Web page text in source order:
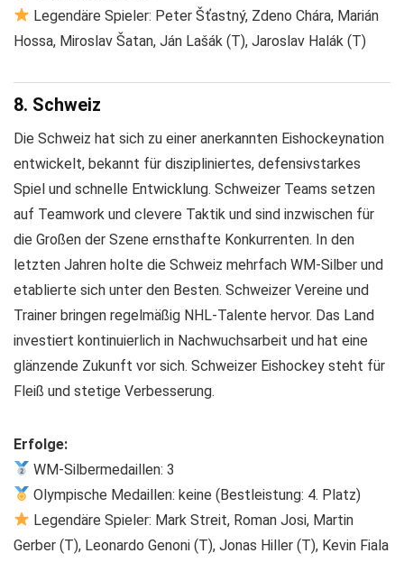
Legendäre Spieler: Peter Šťastný, Zdeno Chára, Marián
Hossa, Miroslav Šatan, Ján Lašák (T), Jaroslav Halák (T)
8. Schweiz
Die Schweiz hat sich zu einer anerkannten Eishockeynation
entwickelt, bekannt für diszipliniertes, defensivstarkes
Spiel und schnelle Entwicklung. Schweizer Teams setzen
auf Teamwork und clevere Taktik und sind inzwischen für
die Großen der Szene ernsthafte Konkurrenten. In den
letzten Jahren holte die Schweiz mehrfach WM-Silber und
etablierte sich unter den Besten. Schweizer Vereine und
Trainer bringen regelmäßig NHL-Talente hervor. Das Land
investiert kontinuierlich in Nachwuchsarbeit und hat eine
glänzende Zukunft vor sich. Schweizer Eishockey steht für
Fleiß und stetige Verbesserung.
Erfolge:
WM-Silbermedaillen: 3
Olympische Medaillen: keine (Bestleistung: 4. Platz)
Legendäre Spieler: Mark Streit, Roman Josi, Martin
Gerber (T), Leonardo Genoni (T), Jonas Hiller (T), Kevin Fiala